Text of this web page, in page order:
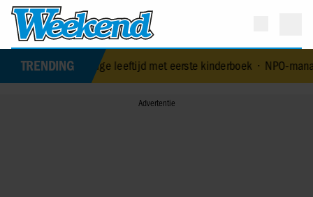
TRENDING
84-jarige leeftijd met eerste kinderboek•NPO-manager Menno